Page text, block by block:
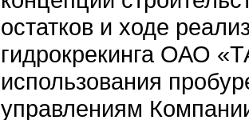
остатков и ходе
гидрокрекинга ОАО
использования
управлениям